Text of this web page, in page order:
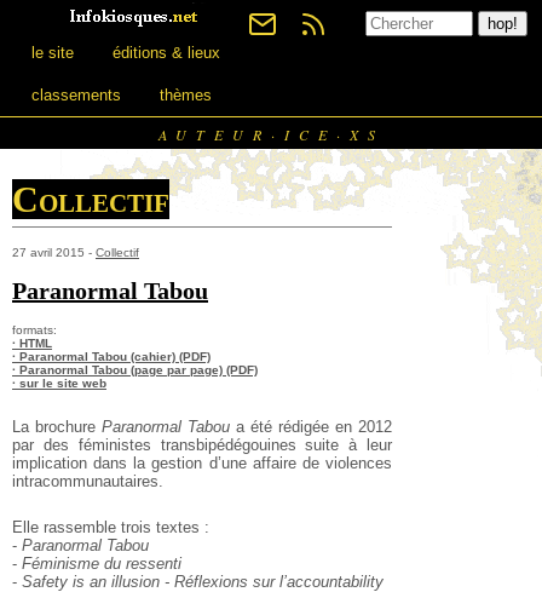
le site éditions & lieux
classements thèmes
AUTEUR·ICE·XS
Collectif
27 avril 2015 - Collectif
Paranormal Tabou
formats:
· HTML
· Paranormal Tabou (cahier) (PDF)
· Paranormal Tabou (page par page) (PDF)
· sur le site web
La brochure Paranormal Tabou a été rédigée en 2012
par des féministes transbipédégouines suite à leur
implication dans la gestion d’une affaire de violences
intracommunautaires.
Elle rassemble trois textes :
- Paranormal Tabou
- Féminisme du ressenti
- Safety is an illusion - Réflexions sur l’accountability